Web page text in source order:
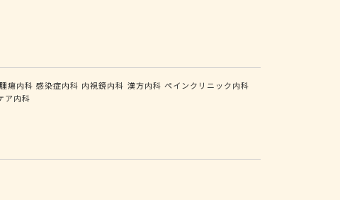
腫瘍内科 感染症内科 内視鏡内科 漢方内科 ペインクリニック内科
ア内科